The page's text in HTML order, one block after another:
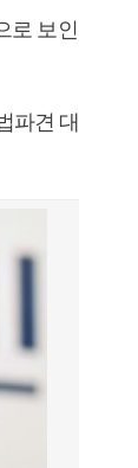
로 보인
파견 대